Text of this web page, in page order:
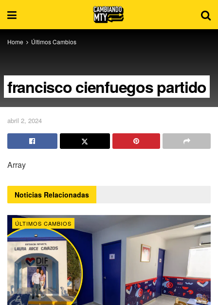
Home Últimos Cambios
francisco cienfuegos partido
abril 2, 2024
Array
Noticias Relacionadas
ÚLTIMOS CAMBIOS